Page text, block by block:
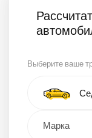
Выберите ваше
Тип